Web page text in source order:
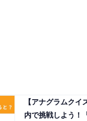
【アナグラムクイ
内で挑戦しよう！